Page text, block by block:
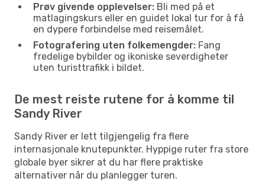
Prøv givende opplevelser: Bli med på et
matlagingskurs eller en guidet lokal tur for å få
en dypere forbindelse med reisemålet.
Fotografering uten folkemengder: Fang
fredelige bybilder og ikoniske severdigheter
uten turisttrafikk i bildet.
De mest reiste rutene for å komme til
Sandy River
Sandy River er lett tilgjengelig fra flere
internasjonale knutepunkter. Hyppige ruter fra store
globale byer sikrer at du har flere praktiske
alternativer når du planlegger turen.